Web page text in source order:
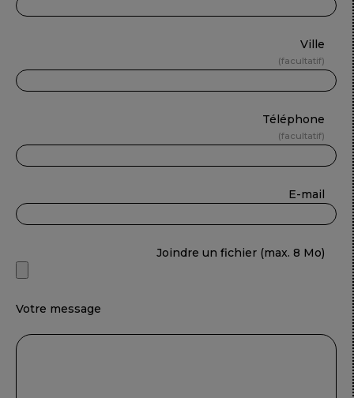
Ville
facultatif
Téléphone
facultatif
E-mail
Joindre un fichier (max. 8 Mo)
Votre message